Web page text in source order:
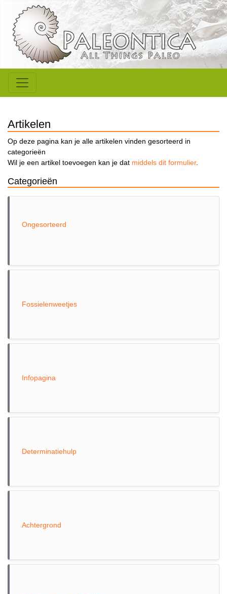
Artikelen
Op deze pagina kan je alle artikelen vinden gesorteerd in
categorieën
Wil je een artikel toevoegen kan je dat middels dit formulier.
Categorieën
Ongesorteerd
Fossielenweetjes
Infopagina
Determinatiehulp
Achtergrond